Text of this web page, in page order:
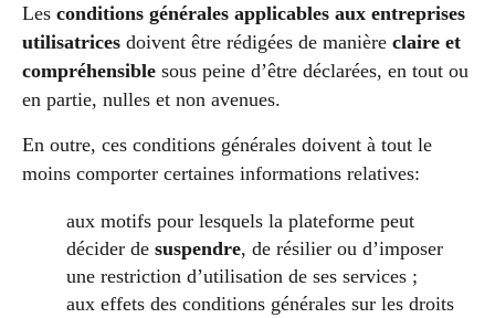
Les conditions générales applicables aux entreprises
utilisatrices doivent être rédigées de manière claire et
compréhensible sous peine d’être déclarées, en tout ou
en partie, nulles et non avenues.
En outre, ces conditions générales doivent à tout le
moins comporter certaines informations relatives:
aux motifs pour lesquels la plateforme peut
décider de suspendre, de résilier ou d’imposer
une restriction d’utilisation de ses services ;
aux effets des conditions générales sur les droits